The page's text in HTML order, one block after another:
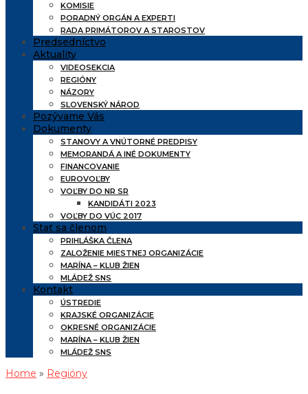
KOMISIE
PORADNÝ ORGÁN A EXPERTI
RADA PRIMÁTOROV A STAROSTOV
Predsedníctvo
Aktuality
VIDEOSEKCIA
REGIÓNY
NÁZORY
SLOVENSKÝ NÁROD
Pozývame Vás
Dokumenty
STANOVY A VNÚTORNÉ PREDPISY
MEMORANDÁ A INÉ DOKUMENTY
FINANCOVANIE
EUROVOĽBY
VOĽBY DO NR SR
KANDIDÁTI 2023
VOĽBY DO VÚC 2017
Stať sa členom
PRIHLÁŠKA ČLENA
ZALOŽENIE MIESTNEJ ORGANIZÁCIE
MARÍNA – KLUB ŽIEN
MLÁDEŽ SNS
Kontakt
ÚSTREDIE
KRAJSKÉ ORGANIZÁCIE
OKRESNÉ ORGANIZÁCIE
MARÍNA – KLUB ŽIEN
MLÁDEŽ SNS
Home » Regióny